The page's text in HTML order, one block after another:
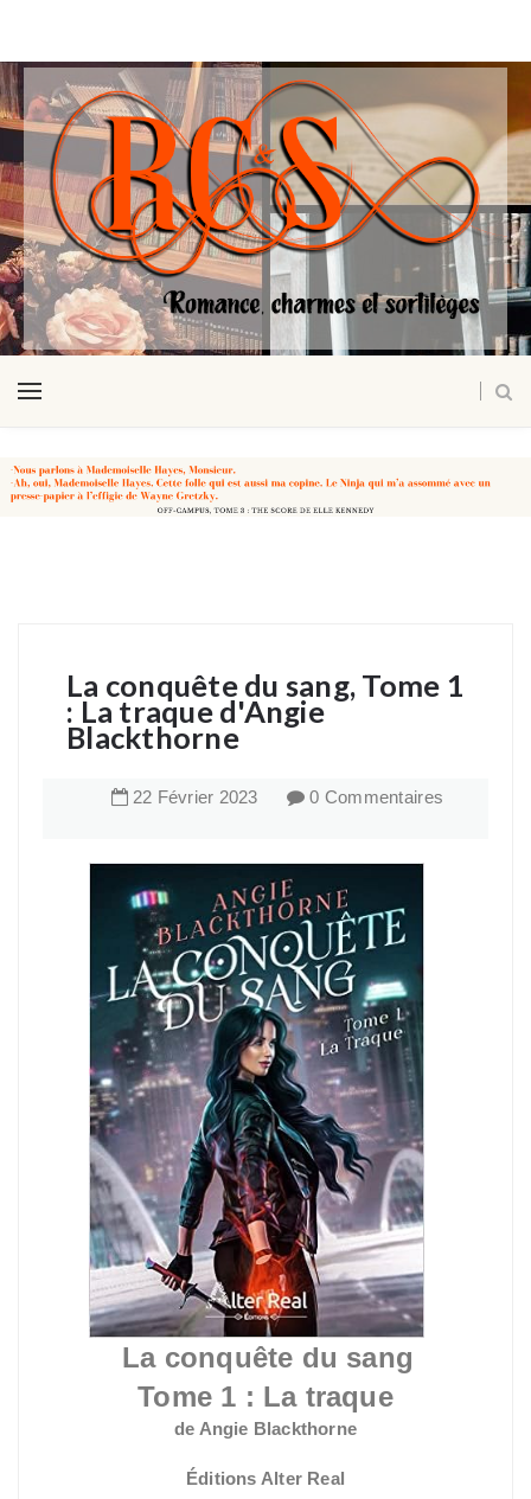
La conquête du sang, Tome 1
: La traque d'Angie
Blackthorne
22 Février 2023 0 Commentaires
La conquête du sang
Tome 1 : La traque
de Angie Blackthorne
Éditions Alter Real